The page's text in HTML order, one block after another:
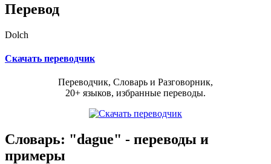
Перевод
Dolch
Скачать переводчик
Переводчик, Словарь и Разговорник,
20+ языков, избранные переводы.
Словарь: "dague" - переводы и
примеры